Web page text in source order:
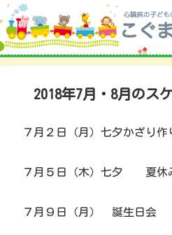
2018年7月・8月のス
７月２日（月）七夕かざり作
７月５日（木）七夕 夏休
７月９日（月） 誕生日